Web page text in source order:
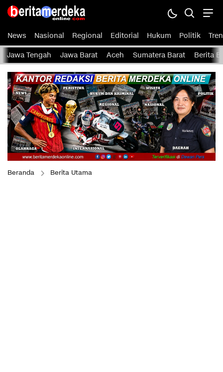
News Nasional Regional Editorial Hukum Politik Tren
Jawa Tengah Jawa Barat Aceh Sumatera Barat Berita
Beranda Berita Utama